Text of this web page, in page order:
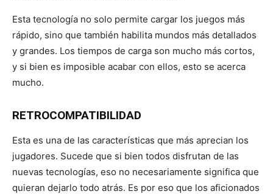
Esta tecnología no solo permite cargar los juegos más
rápido, sino que también habilita mundos más detallados
y grandes. Los tiempos de carga son mucho más cortos,
y si bien es imposible acabar con ellos, esto se acerca
mucho.
RETROCOMPATIBILIDAD
Esta es una de las características que más aprecian los
jugadores. Sucede que si bien todos disfrutan de las
nuevas tecnologías, eso no necesariamente significa que
quieran dejarlo todo atrás. Es por eso que los aficionados